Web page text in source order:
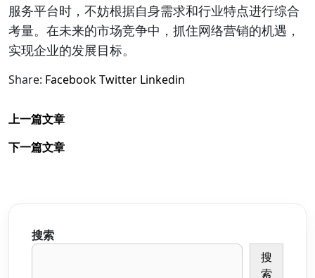
服务平台时，不妨根据自身需求和行业特点进行综合
考量。在未来的市场竞争中，抓住网络营销的机遇，
实现企业的发展目标。
Share: FacebookTwitter Linkedin
上一篇文章
下一篇文章
搜索
搜
索